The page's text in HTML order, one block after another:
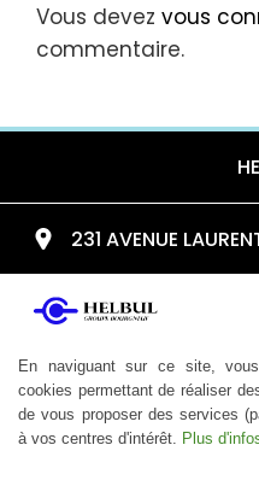
Vous devez vous
commentaire.
231 AVENUE
Mentions légales
En naviguant sur ce site,
cookies permettant de réaliser
de vous proposer des services
à vos centres d'intérêt. Plus